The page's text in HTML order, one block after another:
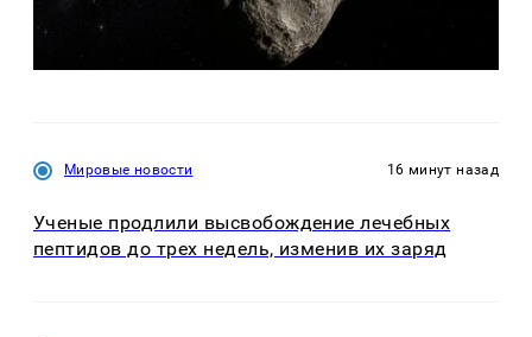
Мировые новости 16 минут назад
Ученые продлили высвобождение лечебных
пептидов до трех недель, изменив их заряд